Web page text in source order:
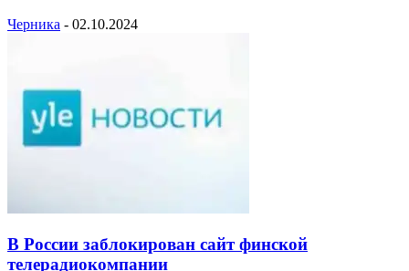
Черника - 02.10.2024
В России заблокирован сайт финской
телерадиокомпании